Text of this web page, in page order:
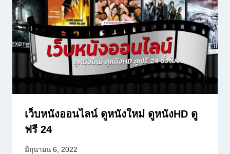
เว็บหนังออนไลน์ ดูหนังใหม่ ดูหนังHD ดู
ฟรี 24
มิถุนายน 6, 2022